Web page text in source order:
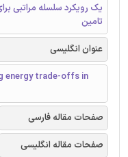
یک رویکرد سلسله مراتبی
تامین
عنوان انگلیسی
energy trade-offs in
صفحات مقاله فارسی
صفحات مقاله انگلیسی